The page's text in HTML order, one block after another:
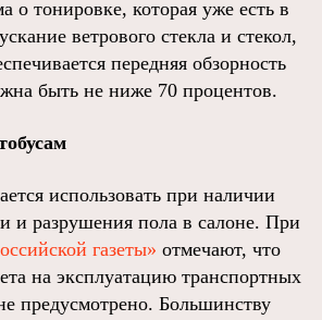
о тонировке, которая уже есть в
ветрового стекла и стекол,
передняя обзорность
быть не ниже 70 процентов.
использовать при наличии
и разрушения пола в салоне. При
газеты» отмечают, что
на эксплуатацию транспортных
предусмотрено. Большинству